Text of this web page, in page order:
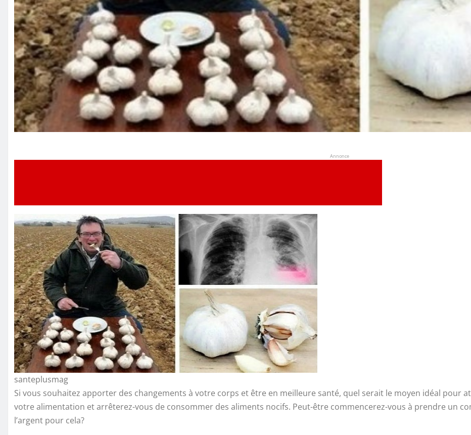
Annonce
santeplusmag
Si vous souhaitez apporter des changements à votre corps et être en meilleure santé, quel serait le moyen idéal pour
votre alimentation et arrêterez-vous de consommer des aliments nocifs. Peut-être commencerez-vous à prendre un
l’argent pour cela?